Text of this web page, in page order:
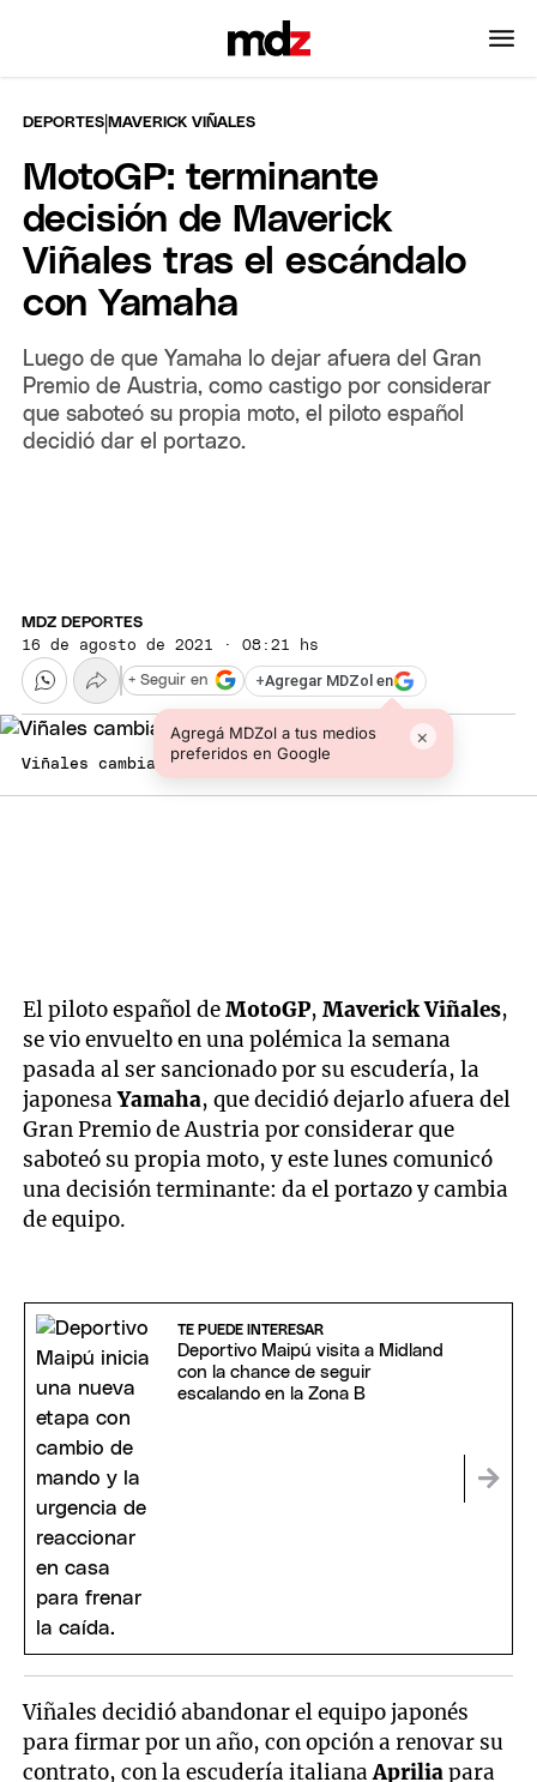
DEPORTES |MAVERICK VIÑALES
MotoGP: terminante
decisión de Maverick
Viñales tras el escándalo
con Yamaha
Luego de que Yamaha lo dejar afuera del Gran
Premio de Austria, como castigo por considerar
que saboteó su propia moto, el piloto español
decidió dar el portazo.
MDZ DEPORTES
16 de agosto de 2021 · 08:21 hs
+Agregar MDZol en
Agregá MDZol a tus medios
preferidos en Google
×
+ Seguir en
Viñales cambia de equipo Foto: EFE
El piloto español deMotoGP,Maverick Viñales,
se vio envuelto en una polémica la semana
pasada al ser sancionado por su escudería, la
japonesaYamaha, que decidió dejarlo afuera del
Gran Premio de Austria por considerar que
saboteó su propia moto, y este lunes comunicó
una decisión terminante: da el portazo y cambia
de equipo.
TE PUEDE INTERESAR
Deportivo Maipú visita a Midland
con la chance de seguir
escalando en la Zona B
Viñales decidió abandonar el equipo japonés
para firmar por un año, con opción a renovar su
contrato, con la escudería italianaApriliapara